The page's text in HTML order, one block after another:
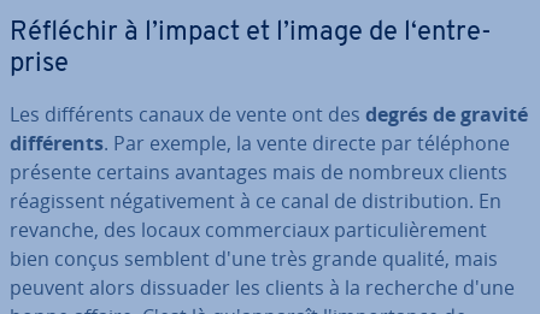
Réfléchir à l’impact et l’image de l‘en­tre­
prise
Les dif­fé­rents canaux de vente ont des degrés de gravité
dif­fé­rents. Par exemple, la vente directe par téléphone
présente certains avantages mais de nombreux clients
réa­gis­sent né­ga­ti­ve­ment à ce canal de dis­tri­bu­tion. En
revanche, des locaux com­mer­ciaux par­ti­cu­liè­re­ment
bien conçus semblent d'une très grande qualité, mais
peuvent alors dissuader les clients à la recherche d'une